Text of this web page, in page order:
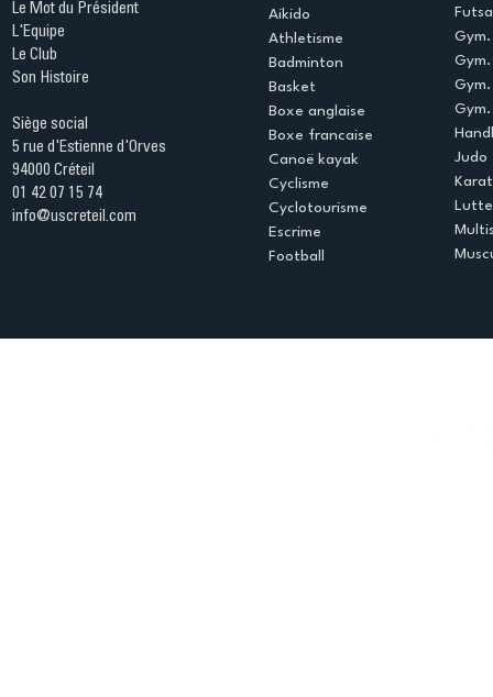
Le Mot du Président
L'Equipe
Le Club
Son Histoire
Siège social
5 rue d'Estienne d'Orves
94000 Créteil
01 42 07 15 74
info@uscreteil.com
Aikido
Athletisme
Badminton
Basket
Boxe anglaise
Boxe francaise
Canoë kayak
Cyclisme
Cyclotourisme
Escrime
Football
Judo
Lutte